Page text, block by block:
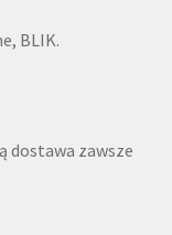
BLIK.
dostawa zawsze